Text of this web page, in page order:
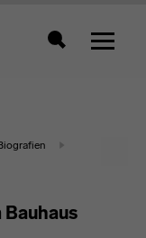
Zeigt